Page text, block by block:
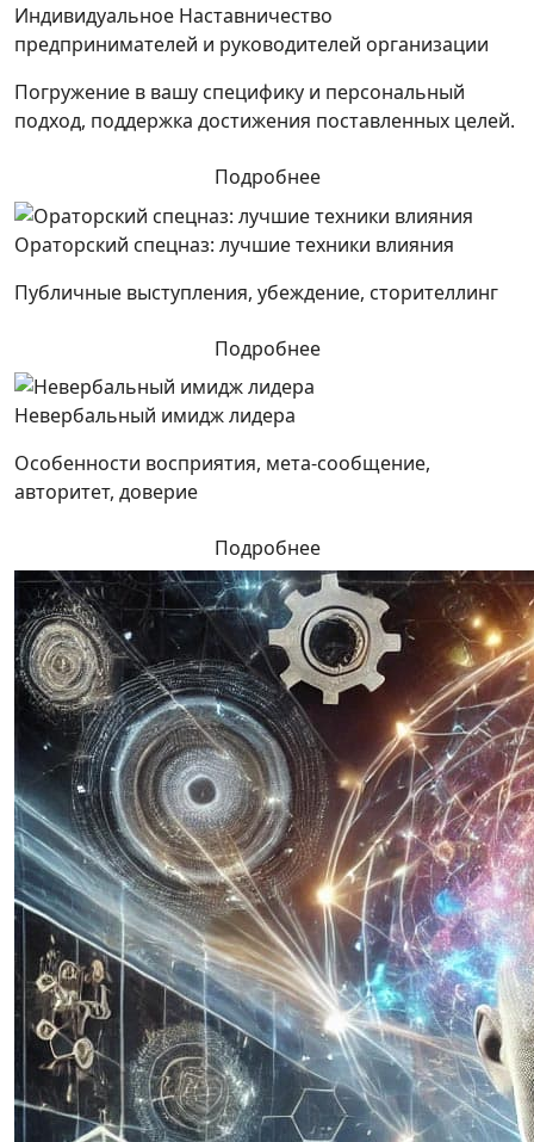
Индивидуальное Наставничество
предпринимателей и руководителей организации
Погружение в вашу специфику и персональный
подход, поддержка достижения поставленных целей.
Подробнее
Ораторский спецназ: лучшие техники влияния
Публичные выступления, убеждение, сторителлинг
Подробнее
Невербальный имидж лидера
Особенности восприятия, мета-сообщение,
авторитет, доверие
Подробнее